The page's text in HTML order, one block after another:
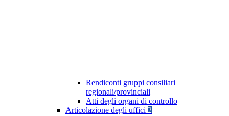
Rendiconti gruppi consiliari
regionali/provinciali
Atti degli organi di controllo
Articolazione degli uffici 2